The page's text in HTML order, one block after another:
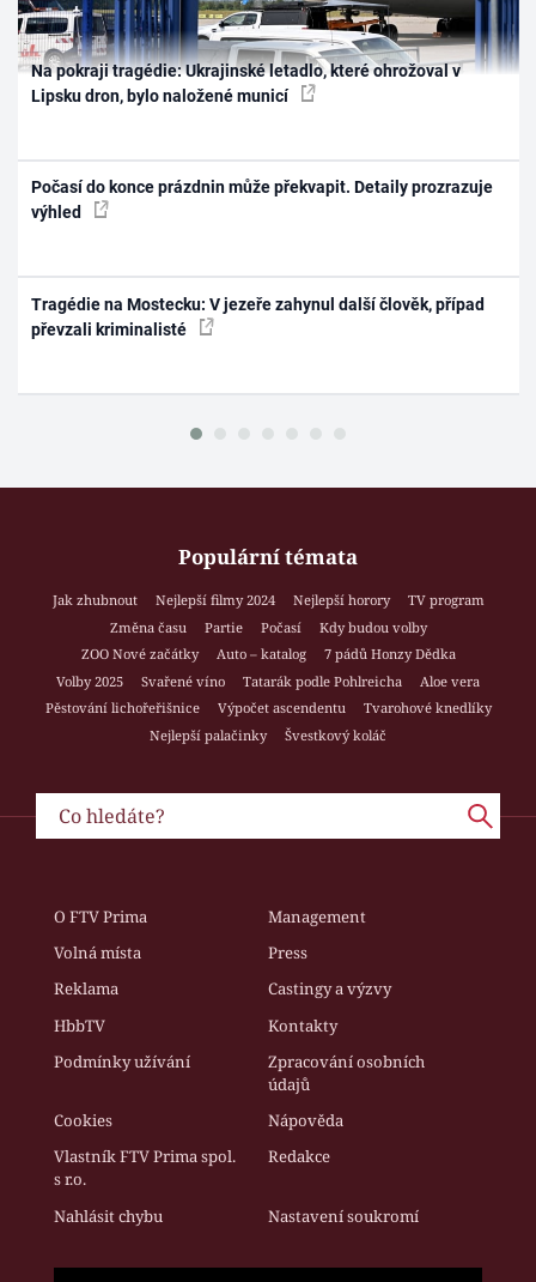
Na pokraji tragédie: Ukrajinské letadlo, které ohrožoval v
Lipsku dron, bylo naložené municí
Počasí do konce prázdnin může překvapit. Detaily prozrazuje
výhled
Tragédie na Mostecku: V jezeře zahynul další člověk, případ
převzali kriminalisté
Populární témata
Jak zhubnout Nejlepší filmy 2024 Nejlepší horory
TV program
Změna času
Partie Počasí
Kdy budou volby
ZOO Nové začátky
Auto – katalog
7 pádů Honzy Dědka
Volby 2025
Svařené víno Tatarák podle Pohlreicha
Aloe vera
Pěstování lichořeřišnice
Výpočet ascendentu
Tvarohové knedlíky
Nejlepší palačinky
Švestkový koláč
O FTV Prima
Management
Volná místa
Press
Reklama
Castingy a výzvy
HbbTV
Kontakty
Podmínky užívání
Zpracování osobních
údajů
Cookies
Nápověda
Vlastník FTV Prima spol.
s r.o.
Redakce
Nahlásit chybu Nastavení soukromí